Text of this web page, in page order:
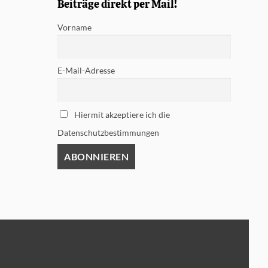
Beiträge direkt per Mail!
Vorname
E-Mail-Adresse
Hiermit akzeptiere ich die
Datenschutzbestimmungen